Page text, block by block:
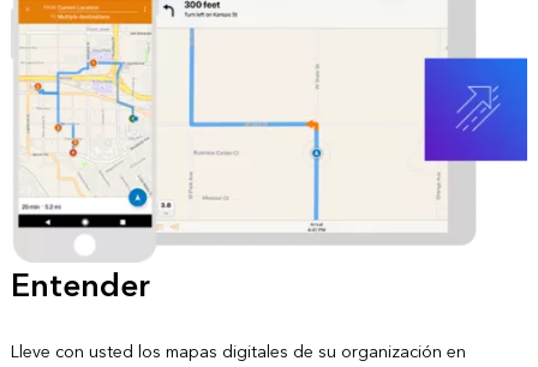
Entender
Lleve con usted los mapas digitales de su organización en